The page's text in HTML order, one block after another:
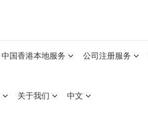
中国香港本地服务 公司注册服务
关于我们 中文